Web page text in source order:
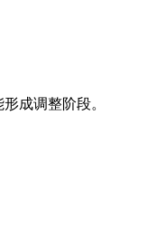
成调整阶段。